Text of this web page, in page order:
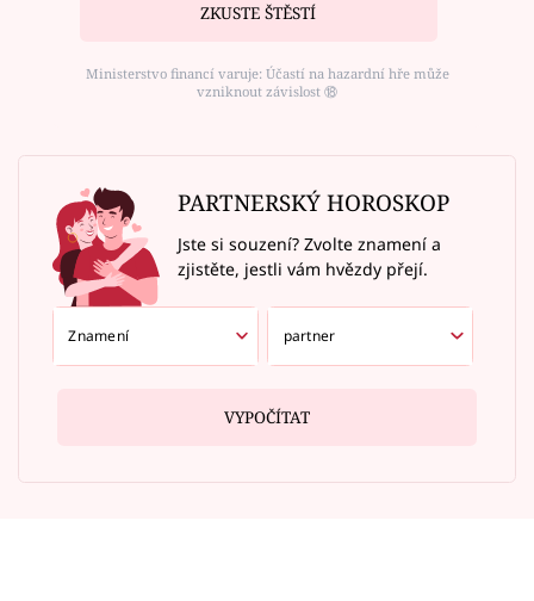
ZKUSTE ŠTĚSTÍ
Ministerstvo financí varuje: Účastí na hazardní hře může
vzniknout závislost ⑱
PARTNERSKÝ HOROSKOP
Jste si souzení? Zvolte znamení a
zjistěte, jestli vám hvězdy přejí.
VYPOČÍTAT